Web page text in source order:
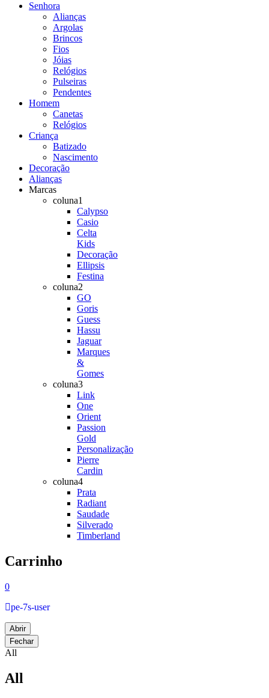
Senhora
Alianças
Argolas
Brincos
Fios
Jóias
Relógios
Pulseiras
Pendentes
Homem
Canetas
Relógios
Criança
Batizado
Nascimento
Decoração
Alianças
Marcas
coluna1
Calypso
Casio
Celta
Kids
Decoração
Ellipsis
Festina
coluna2
GO
Goris
Guess
Hassu
Jaguar
Marques
&
Gomes
coluna3
Link
One
Orient
Passion
Gold
Personalização
Pierre
Cardin
coluna4
Prata
Radiant
Saudade
Silverado
Timberland
Carrinho
0
pe-7s-user
Abrir
Fechar
All
All